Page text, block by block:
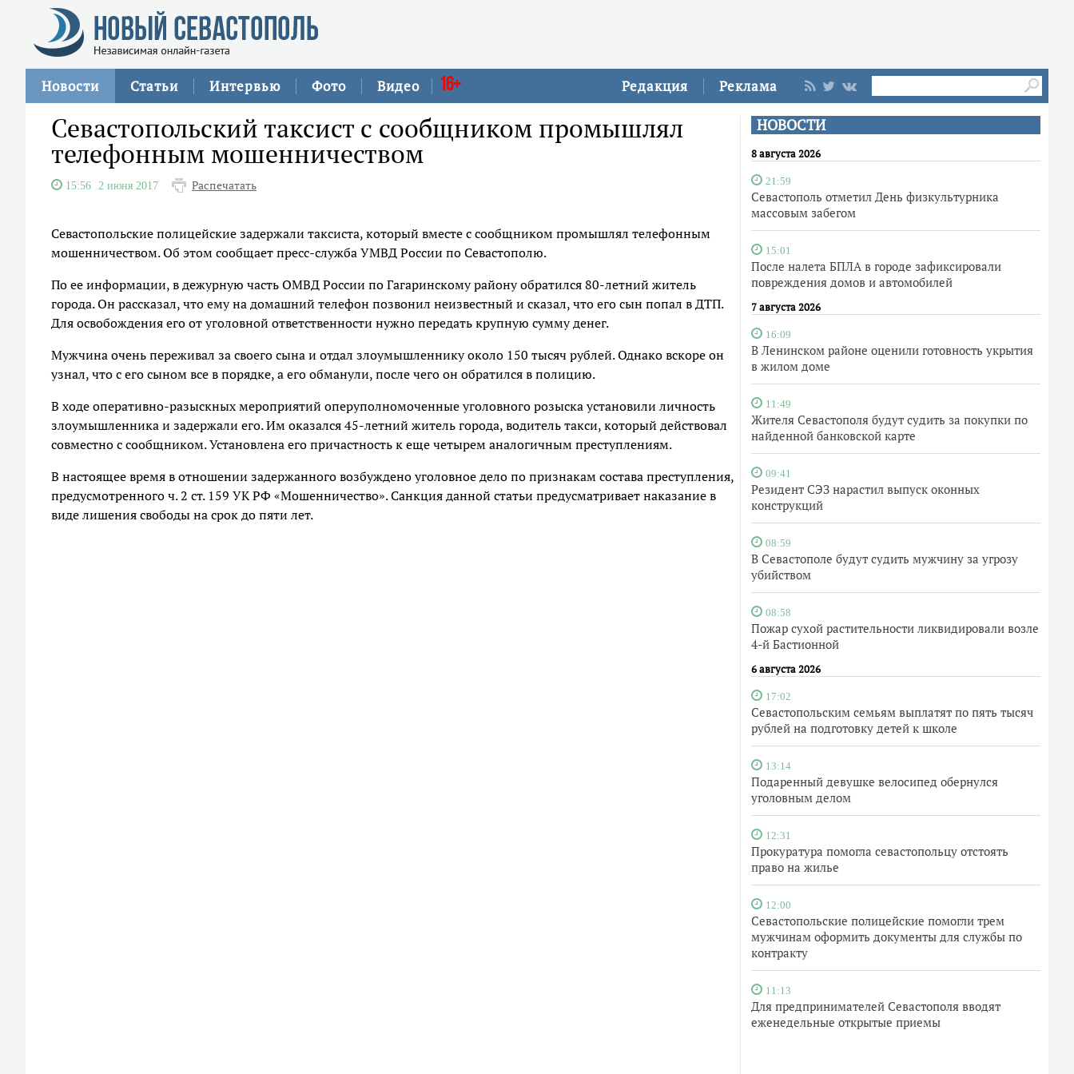
Редакция Реклама
Новости Статьи Интервью Фото Видео 16+
НОВОСТИ
8 августа 2026
21:59
Севастополь отметил День физкультурника
массовым забегом
15:01
После налета БПЛА в городе зафиксировали
повреждения домов и автомобилей
7 августа 2026
16:09
В Ленинском районе оценили готовность укрытия
в жилом доме
11:49
Жителя Севастополя будут судить за покупки по
найденной банковской карте
09:41
Резидент СЭЗ нарастил выпуск оконных
конструкций
08:59
В Севастополе будут судить мужчину за угрозу
убийством
08:58
Пожар сухой растительности ликвидировали возле
4-й Бастионной
6 августа 2026
17:02
Севастопольским семьям выплатят по пять тысяч
рублей на подготовку детей к школе
13:14
Подаренный девушке велосипед обернулся
уголовным делом
12:31
Прокуратура помогла севастопольцу отстоять
право на жилье
12:00
Севастопольские полицейские помогли трем
мужчинам оформить документы для службы по
контракту
11:13
Для предпринимателей Севастополя вводят
еженедельные открытые приемы
Севастопольский таксист с сообщником промышлял
телефонным мошенничеством
15:56 2 июня 2017 Распечатать
Севастопольские полицейские задержали таксиста, который вместе с сообщником промышлял телефонным
мошенничеством. Об этом сообщает пресс-служба УМВД России по Севастополю.
По ее информации, в дежурную часть ОМВД России по Гагаринскому району обратился 80-летний житель
города. Он рассказал, что ему на домашний телефон позвонил неизвестный и сказал, что его сын попал в ДТП.
Для освобождения его от уголовной ответственности нужно передать крупную сумму денег.
Мужчина очень переживал за своего сына и отдал злоумышленнику около 150 тысяч рублей. Однако вскоре он
узнал, что с его сыном все в порядке, а его обманули, после чего он обратился в полицию.
В ходе оперативно-разыскных мероприятий оперуполномоченные уголовного розыска установили личность
злоумышленника и задержали его. Им оказался 45-летний житель города, водитель такси, который действовал
совместно с сообщником. Установлена его причастность к еще четырем аналогичным преступлениям.
В настоящее время в отношении задержанного возбуждено уголовное дело по признакам состава преступления,
предусмотренного ч. 2 ст. 159 УК РФ «Мошенничество». Санкция данной статьи предусматривает наказание в
виде лишения свободы на срок до пяти лет.